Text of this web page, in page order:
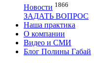
Новости 1866
ЗАДАТЬ ВОПРОС
Наша практика
О компании
Видео и СМИ
Блог Полины Габай